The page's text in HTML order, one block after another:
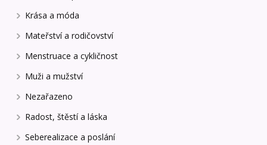
Krása a móda
Mateřství a rodičovství
Menstruace a cykličnost
Muži a mužství
Nezařazeno
Radost, štěstí a láska
Seberealizace a poslání